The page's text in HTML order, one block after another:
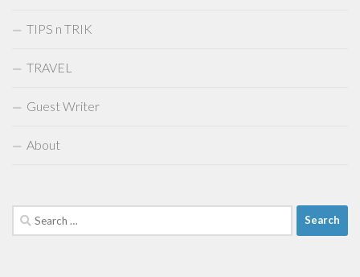
TIPS n TRIK
TRAVEL
Guest Writer
About
Search
for: